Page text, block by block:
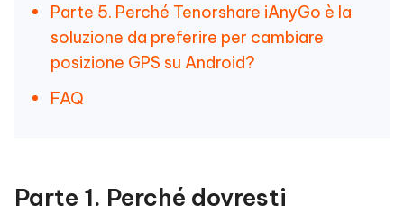
Parte 5. Perché Tenorshare iAnyGo è la
soluzione da preferire per cambiare
posizione GPS su Android?
FAQ
Parte 1. Perché dovresti